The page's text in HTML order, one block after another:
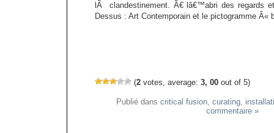
lÃ clandestinement. Ã€ lâ€™abri des regards
Dessus : Art Contemporain et le pictogramme Â«
(2 votes, average: 3, 00 out of 5)
Publié dans critical fusion, curating,
commentaire »